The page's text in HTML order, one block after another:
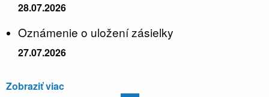
28.07.2026
Oznámenie o uložení zásielky
27.07.2026
Zobraziť viac